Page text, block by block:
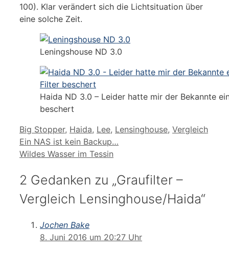
100). Klar verändert sich die Lichtsituation über
eine solche Zeit.
Leningshouse ND 3.0
Haida ND 3.0 – Leider hatte mir der Bekannte
beschert
Schlagwörter
Big Stopper, Haida, Lee, Lensinghouse, Vergleich
Ein NAS ist kein Backup…
Wildes Wasser im Tessin
2 Gedanken zu „Graufilter –
Vergleich Lensinghouse/Haida“
Jochen Bake
8. Juni 2016 um 20:27 Uhr